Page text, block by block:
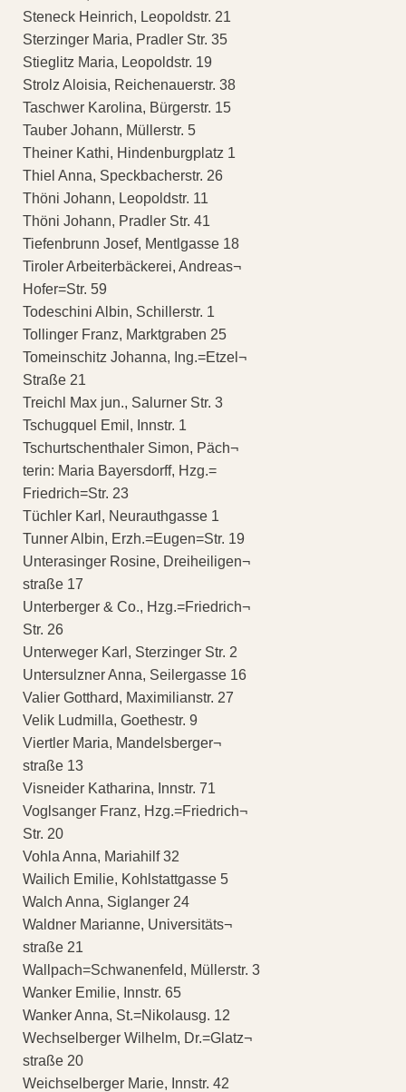
Steneck Heinrich, Leopoldstr. 21
Sterzinger Maria, Pradler Str. 35
Stieglitz Maria, Leopoldstr. 19
Strolz Aloisia, Reichenauerstr. 38
Taschwer Karolina, Bürgerstr. 15
Tauber Johann, Müllerstr. 5
Theiner Kathi, Hindenburgplatz 1
Thiel Anna, Speckbacherstr. 26
Thöni Johann, Leopoldstr. 11
Thöni Johann, Pradler Str. 41
Tiefenbrunn Josef, Mentlgasse 18
Tiroler Arbeiterbäckerei, Andreas¬
Hofer=Str. 59
Todeschini Albin, Schillerstr. 1
Tollinger Franz, Marktgraben 25
Tomeinschitz Johanna, Ing.=Etzel¬
Straße 21
Treichl Max jun., Salurner Str. 3
Tschugquel Emil, Innstr. 1
Tschurtschenthaler Simon, Päch¬
terin: Maria Bayersdorff, Hzg.=
Friedrich=Str. 23
Tüchler Karl, Neurauthgasse 1
Tunner Albin, Erzh.=Eugen=Str. 19
Unterasinger Rosine, Dreiheiligen¬
straße 17
Unterberger & Co., Hzg.=Friedrich¬
Str. 26
Unterweger Karl, Sterzinger Str. 2
Untersulzner Anna, Seilergasse 16
Valier Gotthard, Maximilianstr. 27
Velik Ludmilla, Goethestr. 9
Viertler Maria, Mandelsberger¬
straße 13
Visneider Katharina, Innstr. 71
Voglsanger Franz, Hzg.=Friedrich¬
Str. 20
Vohla Anna, Mariahilf 32
Wailich Emilie, Kohlstattgasse 5
Walch Anna, Siglanger 24
Waldner Marianne, Universitäts¬
straße 21
Wallpach=Schwanenfeld, Müllerstr. 3
Wanker Emilie, Innstr. 65
Wanker Anna, St.=Nikolausg. 12
Wechselberger Wilhelm, Dr.=Glatz¬
straße 20
Weichselberger Marie, Innstr. 42